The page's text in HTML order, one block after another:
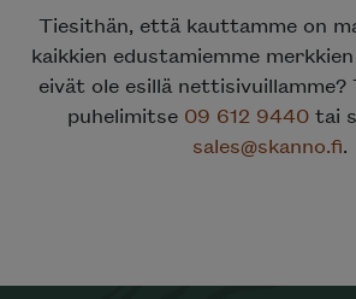
Tiesithän, että kauttamme on
kaikkien edustamiemme
eivät ole esillä nettisivuillamme?
puhelimitse
09 612 9440tai
sales@skanno.fi .